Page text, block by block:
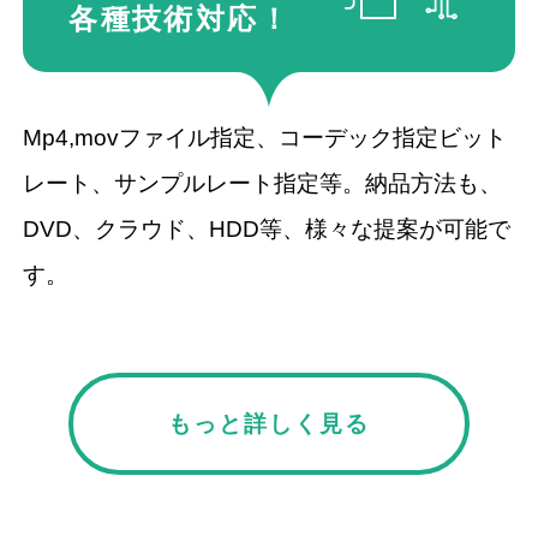
各種技術対応！
Mp4,movファイル指定、コーデック指定ビット
レート、サンプルレート指定等。納品方法も、
DVD、クラウド、HDD等、様々な提案が可能で
す。
もっと詳しく見る